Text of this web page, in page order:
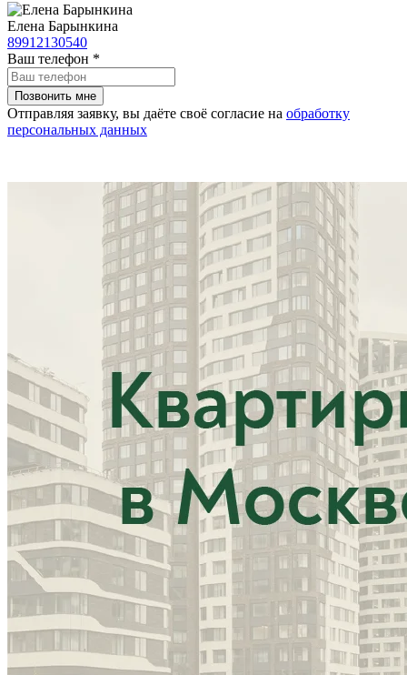
Елена Барынкина
89912130540
Ваш телефон *
Отправляя заявку, вы даёте своё согласие на обработку
персональных данных